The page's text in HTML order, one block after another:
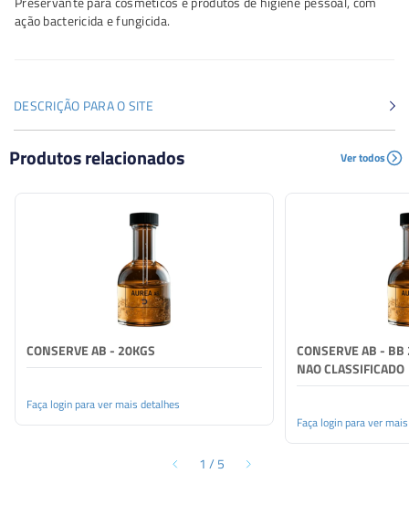
ação bactericida e fungicida.
DESCRIÇÃO PARA O SITE
Preservante para cosméticos e produtos de higiene
pessoal, com ação bactericida e fungicida.
Produtos relacionados Ver todos
CONSERVE AB - 20KGS
Faça login para ver mais detalhes
CONSERVE AB -
NAO CLASSIFICADO
Faça login para ver
1 /5